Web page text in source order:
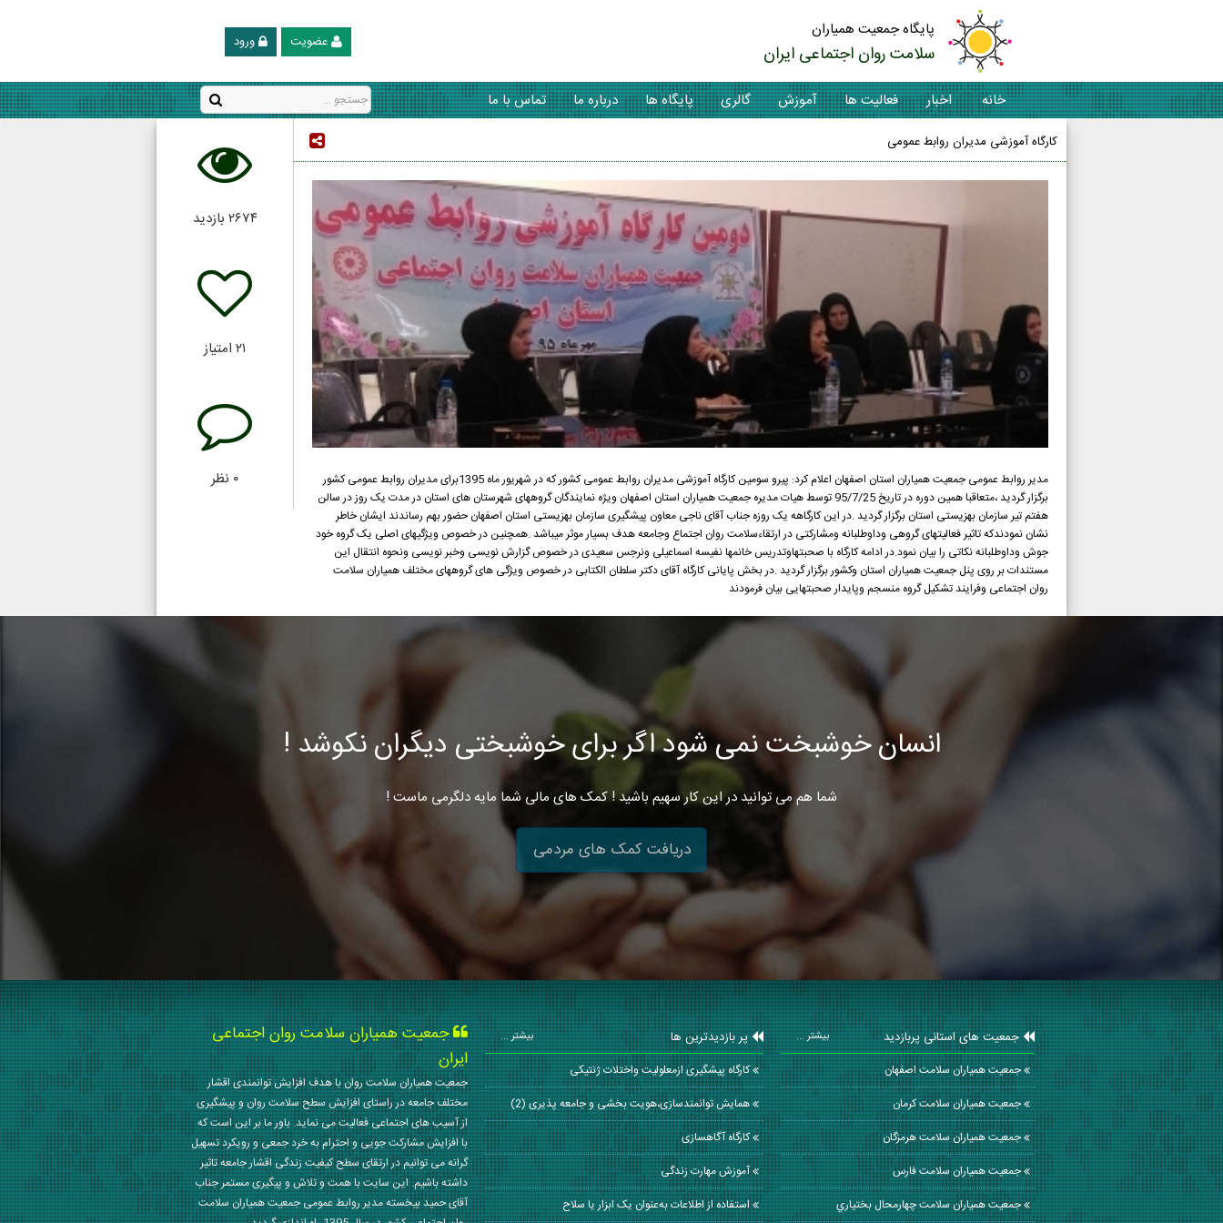
پایگاه جمعیت همیاران
سلامت روان اجتماعی ایران ورود عضویت
خانه اخبار فعالیت ها آموزش گالری پایگاه ها درباره ما تماس با ما
کارگاه آموزشی مدیران روابط عمومی
مدیر روابط عمومی جمعیت همیاران استان اصفهان اعلام کرد: پیرو سومین کارگاه آموزشی مدیران روابط عمومی کشور که در شهریور ماه 1395برای مدیران روابط عمومی کشور
برگزار گردید ،متعاقبا همین دوره در تاریخ 95/7/25 توسط هیات مدیره جمعیت همیاران استان اصفهان ویژه نمایندگان گروههای شهرستان های استان در مدت یک روز در سالن
هفتم تیر سازمان بهزیستی استان برگزار گردید .در این کارگاهه یک روزه جناب آقای ناجی معاون پیشگیری سازمان بهزیستی استان اصفهان حضور بهم رساندند ایشان خاطر
نشان نمودندکه تاثیر فعالیتهای گروهی وداوطلبانه ومشارکتی در ارتقاءسلامت روان اجتماع وجامعه هدف بسیار موثر میباشد .همچنین در خصوص ویژگیهای اصلی یک گروه خود
جوش وداوطلبانه نکاتی را بیان نمود.در ادامه کارگاه با صحبتهاوتدریس خانمها نفیسه اسماعیلی ونرجس سعیدی در خصوص گزارش نویسی وخبر نویسی ونحوه انتقال این
مستندات بر روی پنل جمعیت همیاران استان وکشور برگزار گردید .در بخش پایانی کارگاه آقای دکتر سلطان الکتابی در خصوص ویژگی های گروههای مختلف همیاران سلامت
روان اجتماعی وفرایند تشکیل گروه منسجم وپایدار صحبتهایی بیان فرمودند
۲۶۷۴ بازدید
۲۱ امتیاز
۰ نظر
انسان خوشبخت نمی شود اگر برای خوشبختی دیگران نکوشد !
شما هم می توانید در این کار سهیم باشید ! کمک های مالی شما مایه دلگرمی ماست !
دریافت کمک های مردمی
جمعیت های استانی پربازدید بیشتر ...
جمعیت همیاران سلامت اصفهان
جمعیت همیاران سلامت كرمان
جمعیت همیاران سلامت هرمزگان
جمعیت همیاران سلامت فارس
جمعیت همیاران سلامت چهارمحال بختياري
پر بازدیدترین ها بیشتر ...
کارگاه پیشگیری ازمعلولیت واختلات ژنتیکی
همایش توانمندسازی،هویت بخشی و جامعه پذیری (2)
کارگاه آگاهسازی
آموزش مهارت زندگی
استفاده از اطلاعات به‌عنوان یک ابزار یا سلاح
جمعیت همیاران سلامت روان اجتماعی
ایران
جمعیت همیاران سلامت روان با هدف افزایش توانمندی اقشار
مختلف جامعه در راستای افزایش سطح سلامت روان و پیشگیری
از آسیب های اجتماعی فعالیت می نماید. باور ما بر این است که
با افزایش مشارکت جویی و احترام به خرد جمعی و رویکرد تسهیل
گرانه می توانیم در ارتقای سطح کیفیت زندگی اقشار جامعه تاثیر
داشته باشیم. این سایت با همت و تلاش و پیگیری مستمر جناب
آقای حمید بیخسته مدیر روابط عمومی جمعیت همیاران سلامت